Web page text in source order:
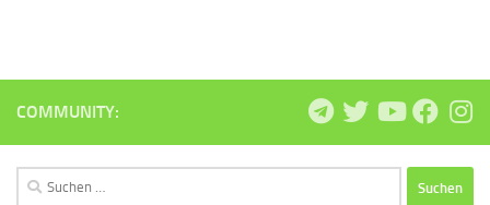
COMMUNITY:
Suchen